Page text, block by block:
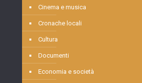
Cinema e musica
Cronache locali
Cultura
Documenti
Economia e società